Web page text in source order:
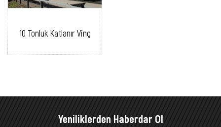
10 Tonluk Katlanır Vinç
Yeniliklerden Haberdar Ol